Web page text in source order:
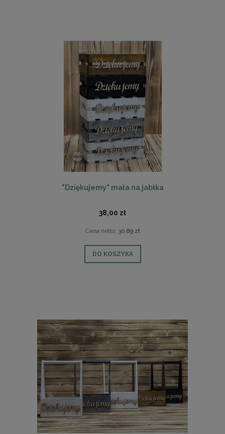
"Dziękujemy" mała na jabłka
38,00 zł
Cena netto: 30,89 zł
DO KOSZYKA